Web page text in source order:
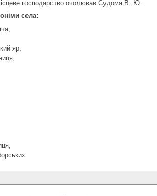
господарство очолював Судома В. Ю.
села:
яр,